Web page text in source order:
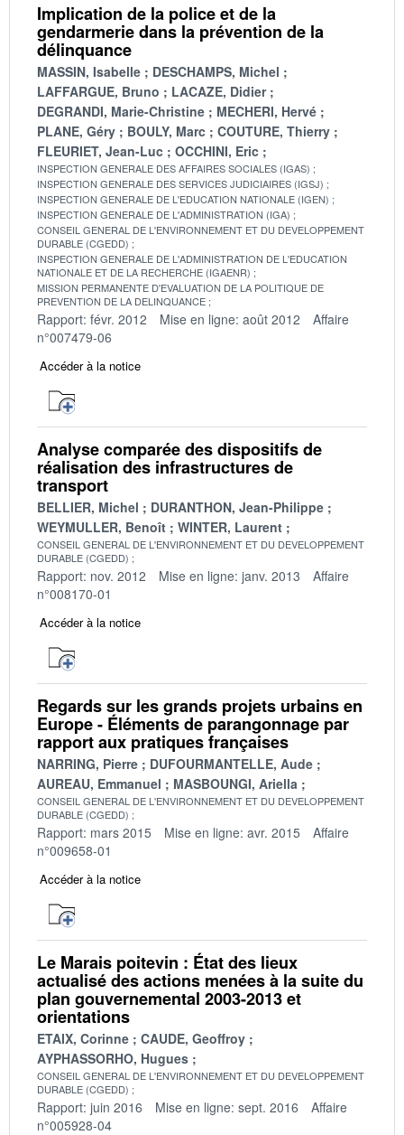
Implication de la police et de la
gendarmerie dans la prévention de la
délinquance
MASSIN, Isabelle
DESCHAMPS, Michel
LAFFARGUE, Bruno
LACAZE, Didier
DEGRANDI, Marie-Christine
MECHERI, Hervé
PLANE, Géry
BOULY, Marc
COUTURE, Thierry
FLEURIET, Jean-Luc
OCCHINI, Eric
INSPECTION GENERALE DES AFFAIRES SOCIALES (IGAS)
INSPECTION GENERALE DES SERVICES JUDICIAIRES (IGSJ)
INSPECTION GENERALE DE L'EDUCATION NATIONALE (IGEN)
INSPECTION GENERALE DE L'ADMINISTRATION (IGA)
CONSEIL GENERAL DE L'ENVIRONNEMENT ET DU DEVELOPPEMENT
DURABLE (CGEDD)
INSPECTION GENERALE DE L'ADMINISTRATION DE L'EDUCATION
NATIONALE ET DE LA RECHERCHE (IGAENR)
MISSION PERMANENTE D'EVALUATION DE LA POLITIQUE DE
PREVENTION DE LA DELINQUANCE
Rapport: févr. 2012 Mise en ligne: août 2012
Affaire
n°007479-06
Accéder à la notice
Analyse comparée des dispositifs de
réalisation des infrastructures de
transport
BELLIER, Michel
DURANTHON, Jean-Philippe
WEYMULLER, Benoît
WINTER, Laurent
CONSEIL GENERAL DE L'ENVIRONNEMENT ET DU DEVELOPPEMENT
DURABLE (CGEDD)
Rapport: nov. 2012 Mise en ligne: janv. 2013
Affaire
n°008170-01
Accéder à la notice
Regards sur les grands projets urbains en
Europe - Éléments de parangonnage par
rapport aux pratiques françaises
NARRING, Pierre
DUFOURMANTELLE, Aude
AUREAU, Emmanuel
MASBOUNGI, Ariella
CONSEIL GENERAL DE L'ENVIRONNEMENT ET DU DEVELOPPEMENT
DURABLE (CGEDD)
Rapport: mars 2015 Mise en ligne: avr. 2015
Affaire
n°009658-01
Accéder à la notice
Le Marais poitevin : État des lieux
actualisé des actions menées à la suite du
plan gouvernemental 2003-2013 et
orientations
ETAIX, Corinne
CAUDE, Geoffroy
AYPHASSORHO, Hugues
CONSEIL GENERAL DE L'ENVIRONNEMENT ET DU DEVELOPPEMENT
DURABLE (CGEDD)
Rapport: juin 2016 Mise en ligne: sept. 2016
Affaire
n°005928-04